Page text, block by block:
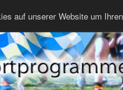
auf unserer Website um